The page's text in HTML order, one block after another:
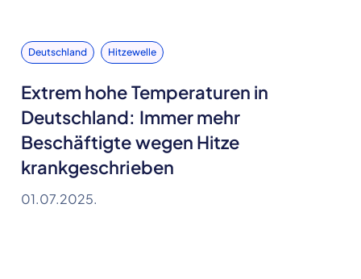
Deutschland Hitzewelle
Extrem hohe Temperaturen in
Deutschland: Immer mehr
Beschäftigte wegen Hitze
krankgeschrieben
01.07.2025.